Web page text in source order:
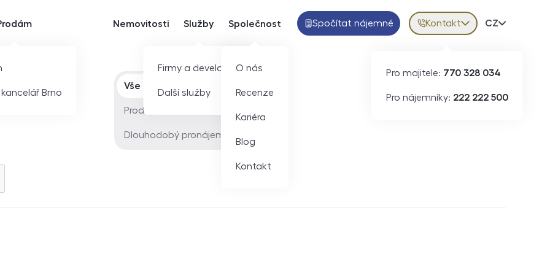
Brno
Nemovitosti Služby
Firmy a developeři
Další služby
Společnost
O nás
Recenze
Kariéra
Blog
Kontakt
Spočítat nájemné Kontakt
Pro majitele: 770 328 034
Pro nájemníky: 222 222 500
Volba
CZ
Typ nabídky
Vše
Prodej
Dlouhodobý pronájem